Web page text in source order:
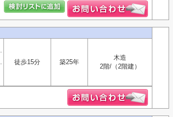
徒歩15分 築25年
木造
2階/（2階建）